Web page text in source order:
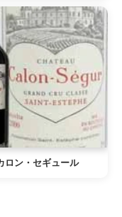
ロン・セギュール